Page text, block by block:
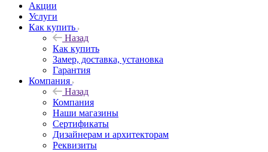
Акции
Услуги
Как купить
Назад
Как купить
Замер, доставка, установка
Гарантия
Компания
Назад
Компания
Наши магазины
Сертификаты
Дизайнерам и архитекторам
Реквизиты